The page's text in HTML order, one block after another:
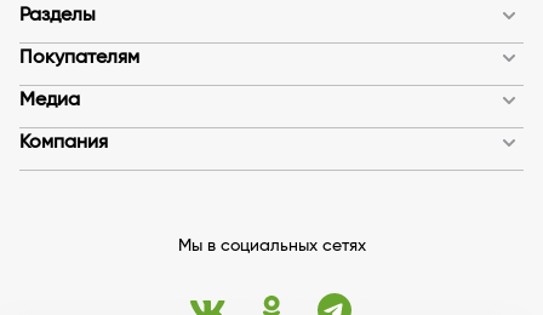
Разделы
Покупателям
Медиа
Компания
Мы в социальных сетях